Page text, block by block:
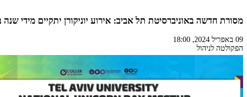
מסורת חדשה באוניברסיטת תל אביב: אירוע יוניקורן יתקיים מידי שנה ב-9/4 לציון יום היוניקורן הבינלאומי, ביוזמת הפקולטה לניהול וארגון בוגרות ובוגרי
09 באפריל 2024, 18:00
הפקולטה לניהול